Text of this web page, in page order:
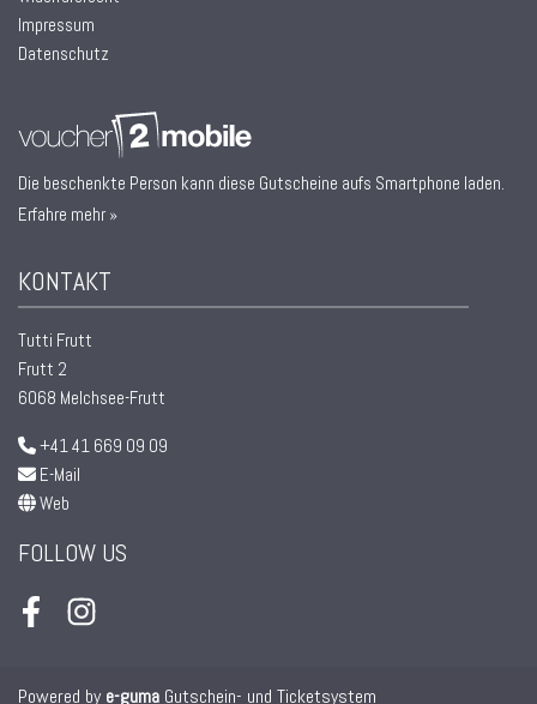
Impressum
Datenschutz
Die beschenkte Person kann diese Gutscheine aufs Smartphone laden.
Erfahre mehr »
KONTAKT
Tutti Frutt
Frutt 2
6068 Melchsee-Frutt
+41 41 669 09 09
E-Mail
Web
FOLLOW US
FacebookInstagram
Powered by e-guma Gutschein- und Ticketsystem